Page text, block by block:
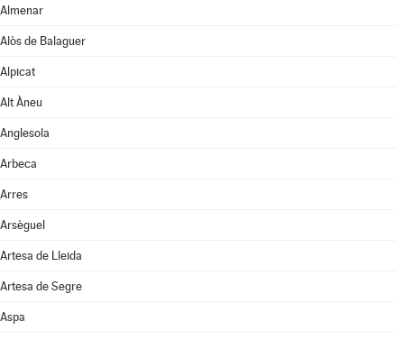
Almenar
Alòs de Balaguer
Alpicat
Alt Àneu
Anglesola
Arbeca
Arres
Arsèguel
Artesa de Lleida
Artesa de Segre
Aspa